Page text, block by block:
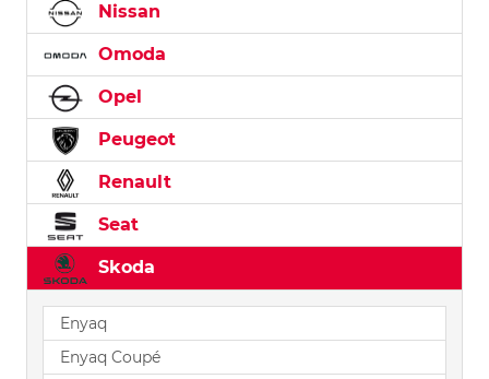
Nissan
Omoda
Opel
Peugeot
Renault
Seat
Skoda
Enyaq
Enyaq Coupé